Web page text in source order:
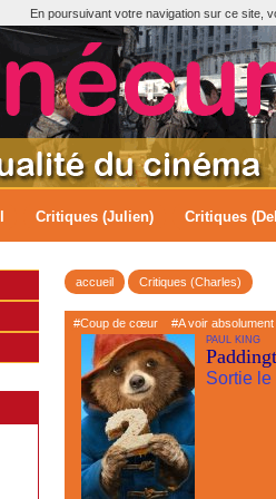
En poursuivant votre navigation sur ce site,
Critiques (Julien) Critiques
accueil Critiques (Charles)
#Coup de cœur #A voir absolument
PAUL KING
Sortie le